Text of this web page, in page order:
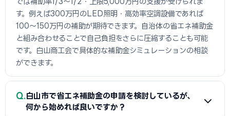
す。例えば300万円のLED照明・高効率空調設備であれば
100〜150万円の補助が期待できます。自治体の省エネ補助金
と組み合わせることで自己負担をさらに圧縮することも可能
です。白山商工会で具体的な補助金シミュレーションの相談
ができます。
Q 白山市で省エネ補助金の申請を検討しているが、
何から始めれば良いですか？